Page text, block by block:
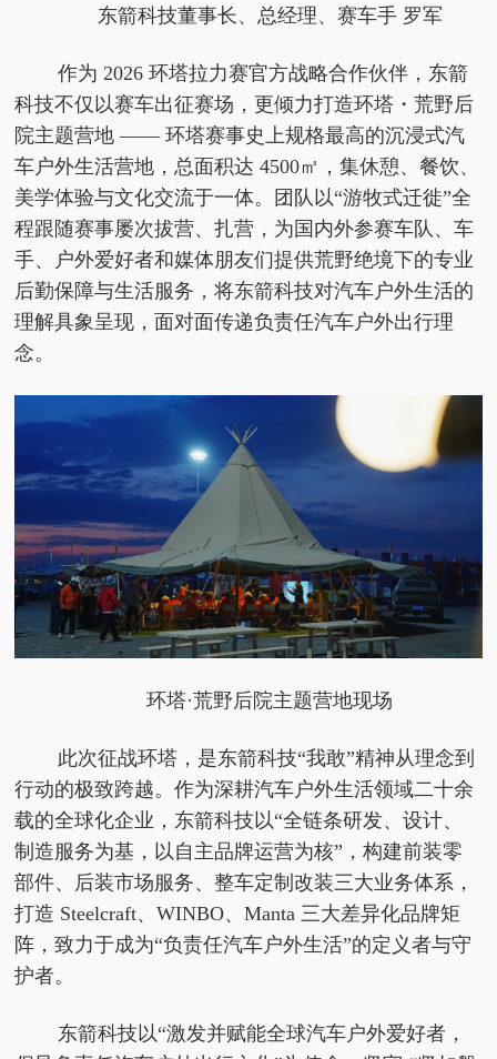
东箭科技董事长、 总经理、赛车手 罗军
作为 2026 环塔拉力赛官方战略合作伙伴，东箭
科技不仅以赛车出征赛场，更倾力打造环塔・荒野后
院主题营地 —— 环塔赛事史上规格最高的沉浸式汽
车户外生活营地，总面积达 4500㎡，集休憩、餐饮、
美学体验与文化交流于一体。团队以“游牧式迁徙”全
程跟随赛事屡次拔营、扎营，为国内外参赛车队、车
手、户外爱好者和媒体朋友们提供荒野绝境下的专业
后勤保障与生活服务，将东箭科技对汽车户外生活的
理解具象呈现，面对面传递负责任汽车户外出行理
念。
环塔·荒野后院主题营地现场
此次征战环塔，是东箭科技“我敢”精神从理念到
行动的极致跨越。作为深耕汽车户外生活领域二十余
载的全球化企业，东箭科技以“全链条研发、设计、
制造服务为基，以自主品牌运营为核”，构建前装零
部件、后装市场服务、整车定制改装三大业务体系，
打造 Steelcraft、WINBO、Manta 三大差异化品牌矩
阵，致力于成为“负责任汽车户外生活”的定义者与守
护者。
东箭科技以“激发并赋能全球汽车户外爱好者，